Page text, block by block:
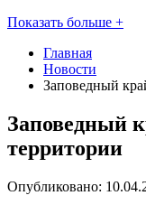
Показать больше +
Главная
Новости
Заповедный
Заповедный
территории
Опубликовано: